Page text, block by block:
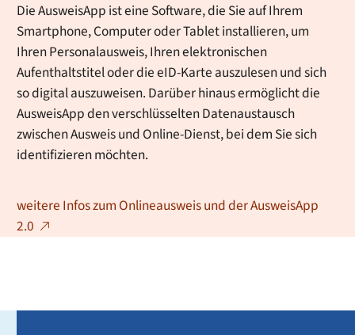
Die AusweisApp ist eine Software, die Sie auf Ihrem
Smartphone, Computer oder Tablet installieren, um
Ihren Personalausweis, Ihren elektronischen
Aufenthaltstitel oder die eID-Karte auszulesen und sich
so digital auszuweisen. Darüber hinaus ermöglicht die
AusweisApp den verschlüsselten Datenaustausch
zwischen Ausweis und Online-Dienst, bei dem Sie sich
identifizieren möchten.
weitere Infos zum Onlineausweis und der AusweisApp
2.0